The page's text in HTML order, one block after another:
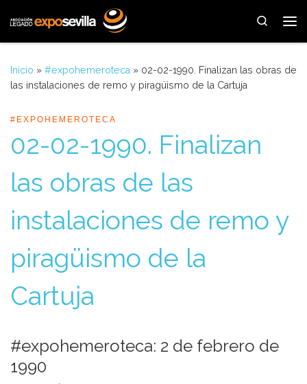
Saltar al contenido
Search
Inicio » #expohemeroteca » 02-02-1990. Finalizan las obras de
las instalaciones de remo y piragüismo de la Cartuja
#EXPOHEMEROTECA
02-02-1990. Finalizan
las obras de las
instalaciones de remo y
piragüismo de la
Cartuja
#expohemeroteca: 2 de febrero de
1990